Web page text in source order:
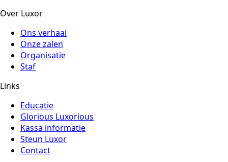
Over Luxor
Ons verhaal
Onze zalen
Organisatie
Staf
Links
Educatie
Glorious Luxorious
Kassa informatie
Steun Luxor
Contact